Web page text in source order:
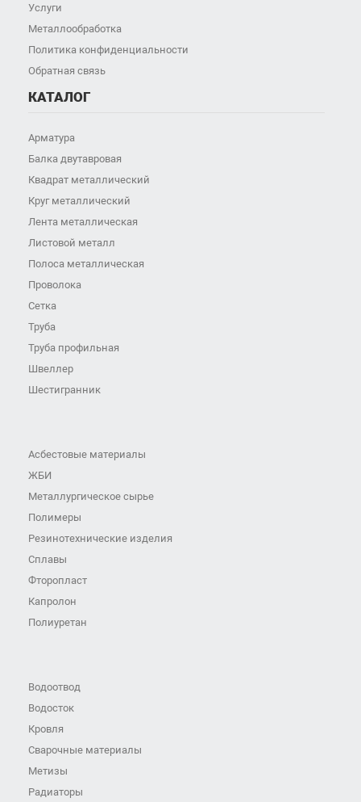
Услуги
Металлообработка
Политика конфиденциальности
Обратная связь
КАТАЛОГ
Арматура
Балка двутавровая
Квадрат металлический
Круг металлический
Лента металлическая
Листовой металл
Полоса металлическая
Проволока
Сетка
Труба
Труба профильная
Швеллер
Шестигранник
Асбестовые материалы
ЖБИ
Металлургическое сырье
Полимеры
Резинотехнические изделия
Сплавы
Фторопласт
Капролон
Полиуретан
Водоотвод
Водосток
Кровля
Сварочные материалы
Метизы
Радиаторы